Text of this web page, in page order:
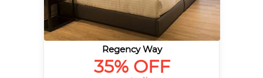
Regency Way
35% OFF